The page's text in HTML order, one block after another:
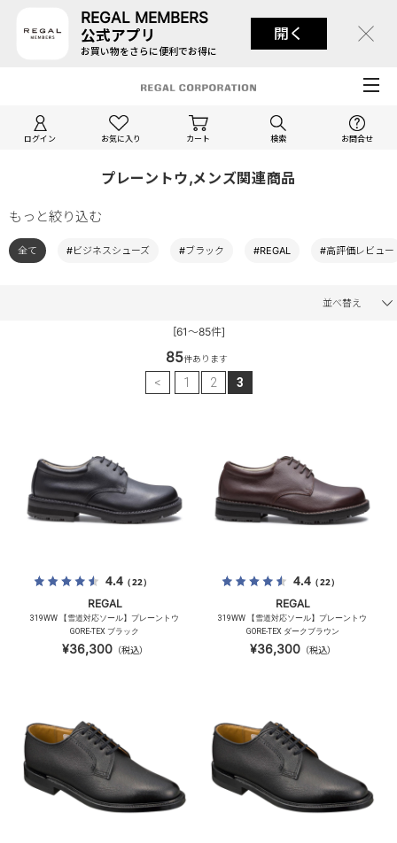
REGAL MEMBERS
公式アプリ
お買い物をさらに便利でお得に
開く
ログイン お気に入り カート 検索 お問合せ
プレーントウ,メンズ関連商品
もっと絞り込む
全て #ビジネスシューズ #ブラック #REGAL #高評価レビュー
並べ替え
[61～85件]
85件あります
< 1 2 3
4.4（22）
REGAL
319WW 【雪道対応ソール】プレーントウ
GORE-TEX ブラック
¥36,300（税込）
4.4（22）
REGAL
319WW 【雪道対応ソール】プレーントウ
GORE-TEX ダークブラウン
¥36,300（税込）